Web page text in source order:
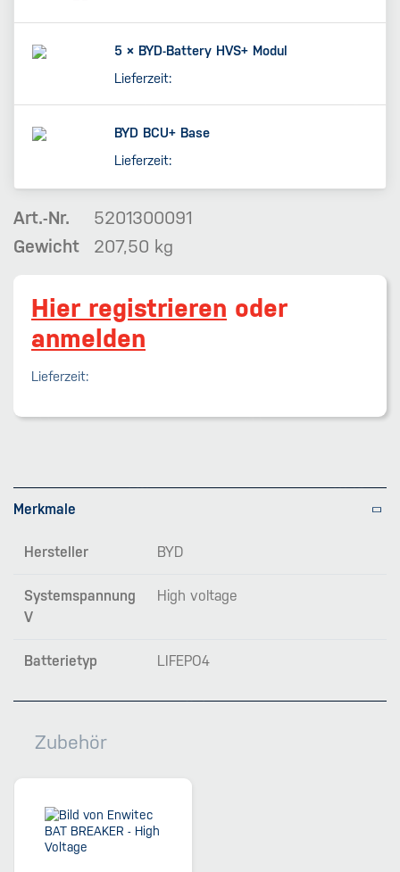
5 × BYD-Battery HVS+ Modul
Lieferzeit:
BYD BCU+ Base
Lieferzeit:
Art.-Nr.
5201300091
Gewicht
207,50 kg
Hier registrieren oder
anmelden
Lieferzeit:
Merkmale
Hersteller BYD
Systemspannung
V
High voltage
Batterietyp LIFEPO4
Zubehör